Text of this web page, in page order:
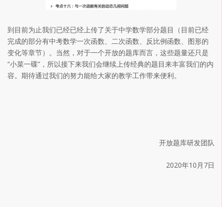
到目前为止我们已经已经上传了关于中学数学部分题目（目前已经
完成的部分有中考数学一次函数、二次函数、反比例函数、图形的
变化等章节）。当然，对于一个开放的题库而言，这些题量还只是
“小菜一碟”，所以接下来我们会继续上传经典的题目来丰富我们的内
容。期待通过我们的努力能给大家的教学工作带来便利。
开放题库研发团队
2020年10月7日